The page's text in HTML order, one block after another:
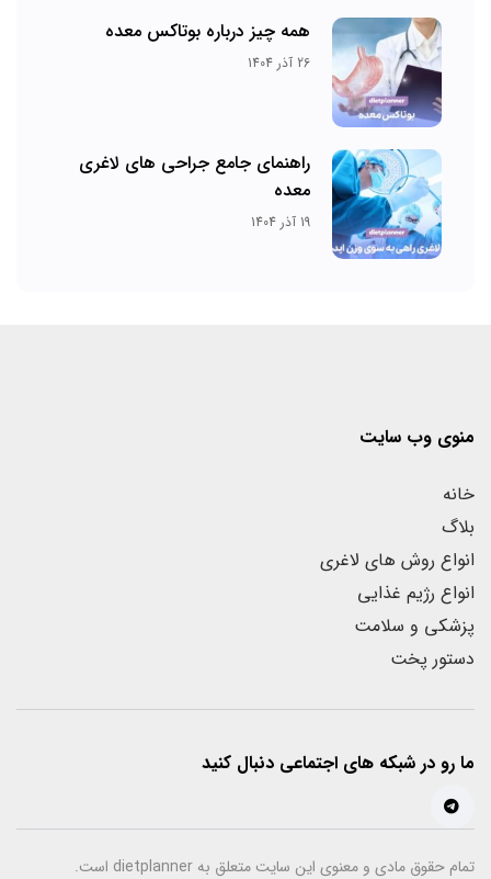
همه چیز درباره بوتاکس معده
26 آذر 1404
راهنمای جامع جراحی های لاغری
معده
19 آذر 1404
منوی وب سایت
خانه
بلاگ
انواع روش های لاغری
انواع رژیم غذایی
پزشکی و سلامت
دستور پخت
ما رو در شبکه های اجتماعی دنبال کنید
تمام حقوق مادی و معنوی این سایت متعلق به dietplanner است.